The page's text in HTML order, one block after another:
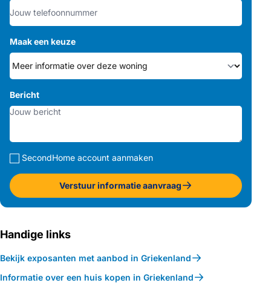
Maak een keuze
Bericht
SecondHome account aanmaken
Verstuur informatie aanvraag
Handige links
Bekijk exposanten met aanbod in Griekenland
Informatie over een huis kopen in Griekenland